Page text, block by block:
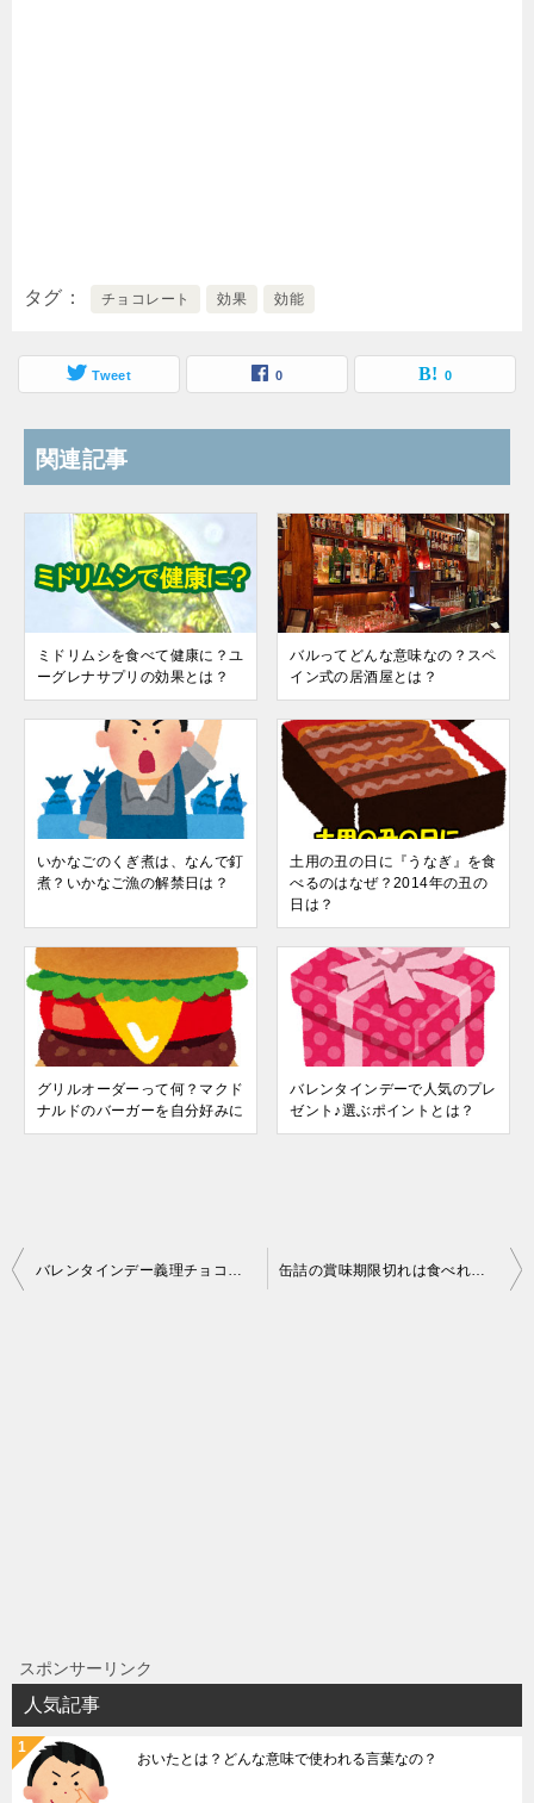
タグ チョコレート 効果 効能
Tweet 0 0
関連記事
ミドリムシを食べて健康に？ユ
ーグレナサプリの効果とは？
バルってどんな意味なの？スペ
イン式の居酒屋とは？
いかなごのくぎ煮は、なんで釘
煮？いかなご漁の解禁日は？
土用の丑の日に『うなぎ』を食
べるのはなぜ？2014年の丑の
日は？
グリルオーダーって何？マクド
ナルドのバーガーを自分好みに
バレンタインデーで人気のプレ
ゼント♪選ぶポイントとは？
投
スポンサーリンク
人気記事
おいたとは？どんな意味で使われる言葉なの？